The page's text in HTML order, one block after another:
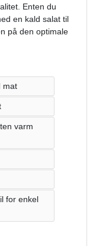
Enten du
en kald salat til
på den optimale
mat
varm
for enkel